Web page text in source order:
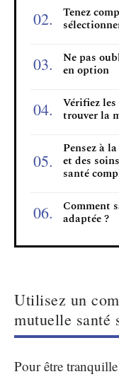
Tenez
Ne pas
en option
Vérifiez
trouver la
Pensez à
et des
santé
Comment
adaptée ?
Utilisez un
mutuelle santé
Pour être